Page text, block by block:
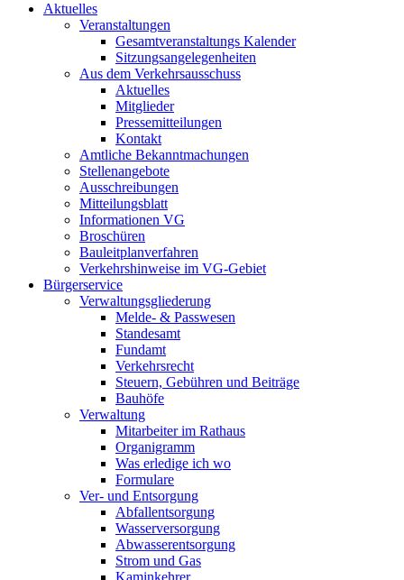
Aktuelles
Veranstaltungen
Gesamtveranstaltungs Kalender
Sitzungsangelegenheiten
Aus dem Verkehrsausschuss
Aktuelles
Mitglieder
Pressemitteilungen
Kontakt
Amtliche Bekanntmachungen
Stellenangebote
Ausschreibungen
Mitteilungsblatt
Informationen VG
Broschüren
Bauleitplanverfahren
Verkehrshinweise im VG-Gebiet
Bürgerservice
Verwaltungsgliederung
Melde- & Passwesen
Standesamt
Fundamt
Verkehrsrecht
Steuern, Gebühren und Beiträge
Bauhöfe
Verwaltung
Mitarbeiter im Rathaus
Organigramm
Was erledige ich wo
Formulare
Ver- und Entsorgung
Abfallentsorgung
Wasserversorgung
Abwasserentsorgung
Strom und Gas
Kaminkehrer